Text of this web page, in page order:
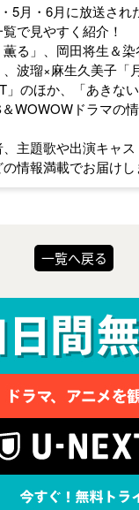
5月・6月に放送され
で見やすく紹介！
る」、岡田将生＆
波瑠×麻生久美子「
」のほか、「あきな
WOWOWドラマの
主題歌や出演キャ
情報満載でお届けし
一覧へ戻る